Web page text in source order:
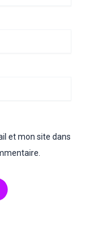
et mon site dans